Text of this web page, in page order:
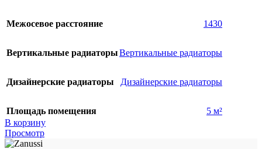
Межосевое расстояние 1430
Вертикальные радиаторыВертикальные радиаторы
Дизайнерские радиаторы Дизайнерские радиаторы
Площадь помещения
5 м²
В корзину
Просмотр